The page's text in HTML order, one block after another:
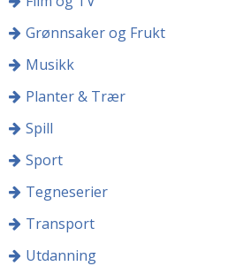
Grønnsaker og Frukt
Musikk
Planter & Trær
Spill
Sport
Tegneserier
Transport
Utdanning